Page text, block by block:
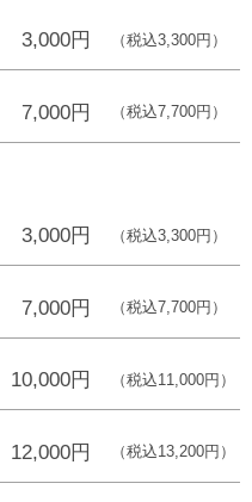
3,000円 （税込3,300円）
7,000円 （税込7,700円）
3,000円 （税込3,300円）
7,000円 （税込7,700円）
10,000円 （税込11,000円）
12,000円 （税込13,200円）